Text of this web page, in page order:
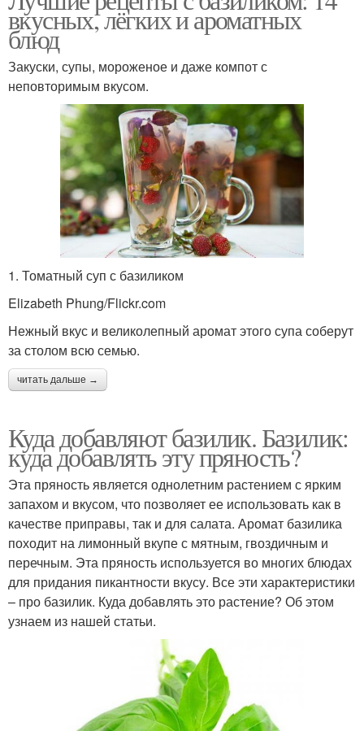
вкусных, лёгких и ароматных
блюд
Закуски, супы, мороженое и даже компот с
неповторимым вкусом.
1. Томатный суп с базиликом
Elizabeth Phung/Flickr.com
Нежный вкус и великолепный аромат этого супа соберут
за столом всю семью.
читать дальше →
Куда добавляют базилик. Базилик:
куда добавлять эту пряность?
Эта пряность является однолетним растением с ярким
запахом и вкусом, что позволяет ее использовать как в
качестве приправы, так и для салата. Аромат базилика
походит на лимонный вкупе с мятным, гвоздичным и
перечным. Эта пряность используется во многих блюдах
для придания пикантности вкусу. Все эти характеристики
– про базилик. Куда добавлять это растение? Об этом
узнаем из нашей статьи.